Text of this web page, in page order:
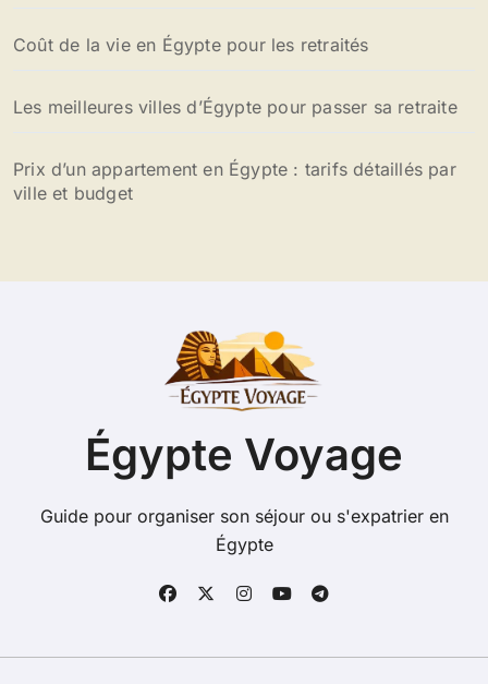
Coût de la vie en Égypte pour les retraités
Les meilleures villes d’Égypte pour passer sa retraite
Prix d’un appartement en Égypte : tarifs détaillés par
ville et budget
Égypte Voyage
Guide pour organiser son séjour ou s'expatrier en
Égypte